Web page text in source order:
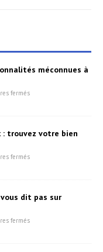
méconnues à
fermés
: trouvez votre bien
fermés
dit pas sur
fermés